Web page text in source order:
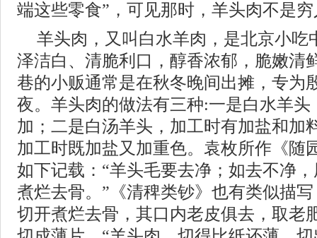
端这些零食”，可见那时，羊头肉不是
羊头肉，又叫白水羊肉，是北京小吃
泽洁白、清脆利口，醇香浓郁，脆嫩清
巷的小贩通常是在秋冬晚间出摊，专为
夜。羊头肉的做法有三种:一是白水羊
加；二是白汤羊头，加工时有加盐和加
加工时既加盐又加重色。袁枚所作《随
如下记载：“羊头毛要去净；如去不净
煮烂去骨。”《清稗类钞》也有类似描
切开煮烂去骨，其口内老皮俱去，取老